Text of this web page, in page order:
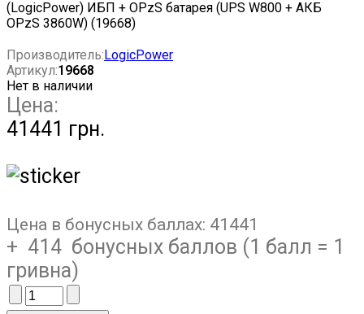
Производитель: LogicPower
Артикул:19668
Нет в наличии
Цена:
41441 грн.
Цена в бонусных баллах: 41441
+ 414 бонусных баллов (1 балл = 1
гривна)